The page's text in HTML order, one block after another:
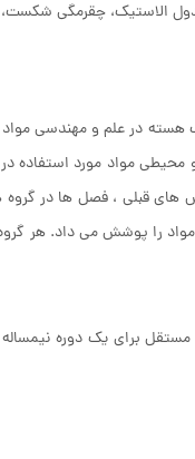
الاستیک، چقرمگی شکست،
کتاب مواد مهندسی ۱ بعنوان یک
مواد مورد استفاده
های قبلی ، فصل ها در
مواد را پوشش می داد. هر